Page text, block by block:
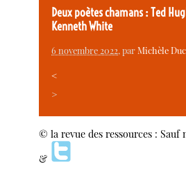
Deux poètes chamans : Ted
Kenneth White
6 novembre 2022, parMichèle
<
>
© la revue des ressources : Sauf
&